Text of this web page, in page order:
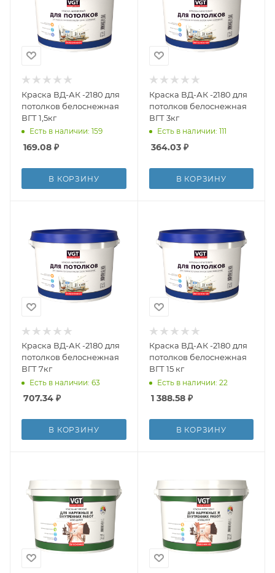
Краска ВД-АК -2180 для
потолков белоснежная
ВГТ 1,5кг
Есть в наличии: 159
169.08 ₽
В КОРЗИНУ
Краска ВД-АК -2180 для
потолков белоснежная
ВГТ 3кг
Есть в наличии: 111
364.03₽
В КОРЗИНУ
Краска ВД-АК -2180 для
потолков белоснежная
ВГТ 7кг
Есть в наличии: 63
707.34 ₽
В КОРЗИНУ
Краска ВД-АК -2180 для
потолков белоснежная
ВГТ 15 кг
Есть в наличии: 22
1 388.58₽
В КОРЗИНУ